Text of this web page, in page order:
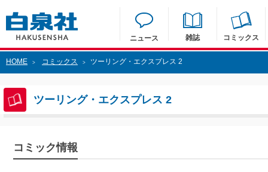
ニュース 雑誌 コミックス
HOME > コミックス > ツーリング・エクスプレス 2
ツーリング・エクスプレス 2
コミック情報